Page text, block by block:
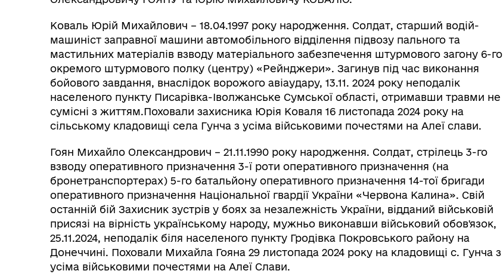
Коваль Юрій Михайлович – 18.04.1997 року народження. Солдат, старший водій-
машиніст заправної машини автомобільного відділення підвозу пального та
мастильних матеріалів взводу матеріального забезпечення штурмового загону 6-го
окремого штурмового полку (центру) «Рейнджери». Загинув під час виконання
бойового завдання, внаслідок ворожого авіаудару, 13.11. 2024 року неподалік
населеного пункту Писарівка-Іволжанське Сумської області, отримавши травми не
сумісні з життям.Поховали захисника Юрія Коваля 16 листопада 2024 року на
сільському кладовищі села Гунча з усіма військовими почестями на Алеї слави.
Гоян Михайло Олександрович – 21.11.1990 року народження. Солдат, стрілець 3-го
взводу оперативного призначення 3-ї роти оперативного призначення (на
бронетранспортерах) 5-го батальйону оперативного призначення 14-тої бригади
оперативного призначення Національної гвардії України «Червона Калина». Свій
останній бій Захисник зустрів у боях за незалежність України, відданий військовій
присязі на вірність українському народу, мужньо виконавши військовий обов'язок,
25.11.2024, неподалік біля населеного пункту Гродівка Покровського району на
Донеччині. Поховали Михайла Гояна 29 листопада 2024 року на кладовищі с. Гунча з
усіма військовими почестями на Алеї Слави.